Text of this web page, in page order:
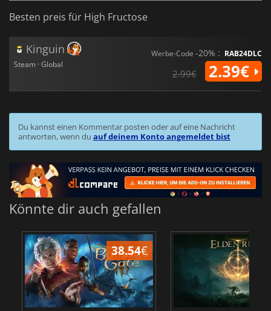
Besten preis für High Fructose
Kinguin
Steam · Global
Werbe-Code -20% : RAB24DLC
2.99€ 2.39€
Du kannst einen Kommentar posten oder auf eine Nachricht
antworten, wenn du auf deinem Konto angemeldet bist
Könnte dir auch gefallen
38.54€